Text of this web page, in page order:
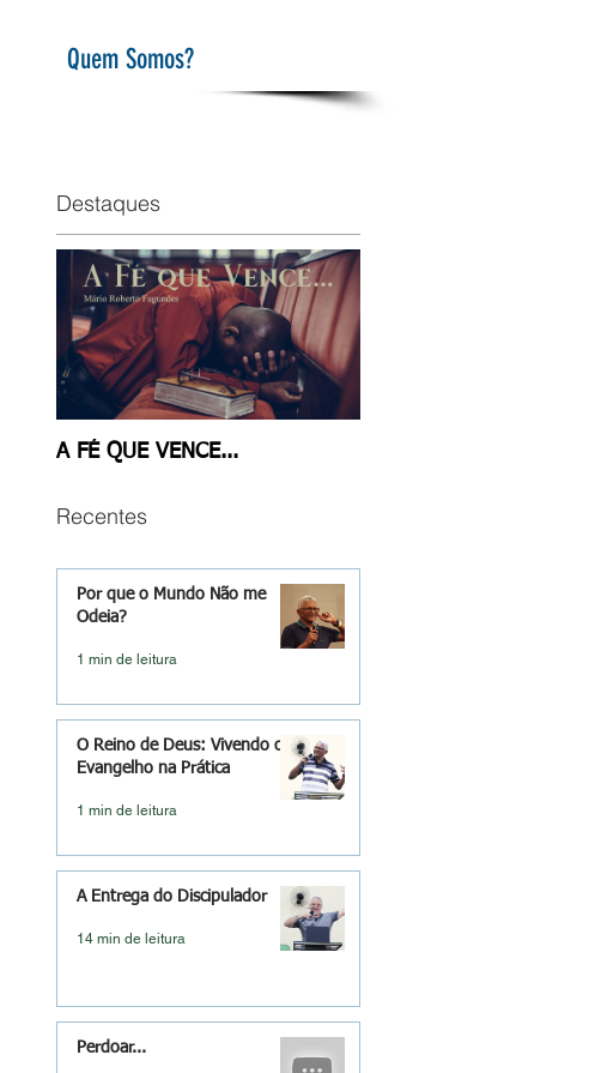
Quem Somos?
Destaques
A FÉ QUE VENCE...
Recentes
Por que o Mundo Não me
Odeia?
1 min de leitura
O Reino de Deus: Vivendo o
Evangelho na Prática
1 min de leitura
A Entrega do Discipulador
14 min de leitura
Perdoar...